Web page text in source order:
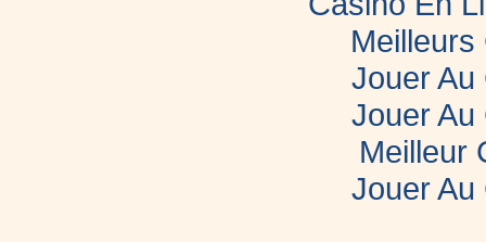
Meilleurs
Jouer Au
Jouer Au
Meilleur
Jouer Au